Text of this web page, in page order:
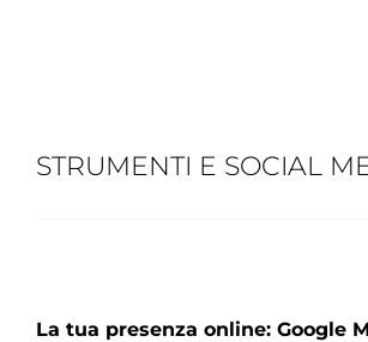
STRUMENTI E SOCIAL
La tua presenza online: Google